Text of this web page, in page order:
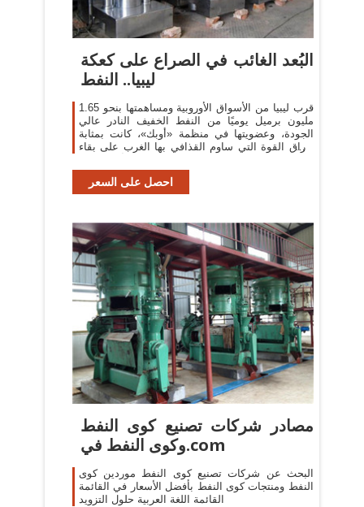
البُعد الغائب في الصراع على كعكة
ليبيا.. النفط
قرب ليبيا من الأسواق الأوروبية ومساهمتها بنحو 1.65
مليون برميل يوميًا من النفط الخفيف النادر عالي
الجودة، وعضويتها في منظمة «أوبك»، كانت بمثابة
أوراق القوة التي ساوم القذافي بها الغرب على بقاء
احصل على السعر
مصادر شركات تصنيع كوى النفط
وكوى النفط في.com
البحث عن شركات تصنيع كوى النفط موردين كوى
النفط ومنتجات كوى النفط بأفضل الأسعار في القائمة
القائمة اللغة العربية حلول التزويد